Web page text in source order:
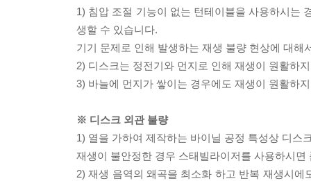
1) 침압 조절 기능이 없는 턴테이블을 사용하시는
생할 수 있습니다.
기기 문제로 인해 발생하는 재생 불량 현상에 대
2) 디스크는 정전기와 먼지로 인해 재생이 원활하
3) 바늘에 먼지가 쌓이는 경우에도 재생이 원활하
※ 디스크 외관 불량
1) 열을 가하여 제작하는 바이닐 공정 특성상 디스
재생이 불안정한 경우 스태빌라이저를 사용하시
2) 재생 음역의 왜곡을 최소화 하고 반복 재생시